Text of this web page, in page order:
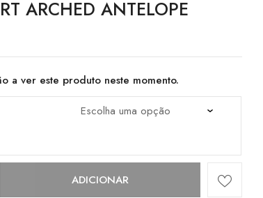
ARCHED ANTELOPE
a ver este produto neste momento.
ADICIONAR